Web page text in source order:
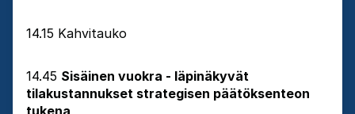
14.15 Kahvitauko
14.45 Sisäinen vuokra - läpinäkyvät
tilakustannukset strategisen päätöksenteon